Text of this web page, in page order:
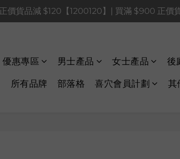
價貨品減 $120【1200120】| 買滿 $900 正價
價貨品減 $120【1200120】| 買滿 $900 正價
正價貨品減 $40【60040】| 買滿 $400 正價
價貨品減 $120【1200120】| 買滿 $900 正
優惠專區 男士產品 女士產品 後
所有品牌 部落格 喜穴會員計劃 其